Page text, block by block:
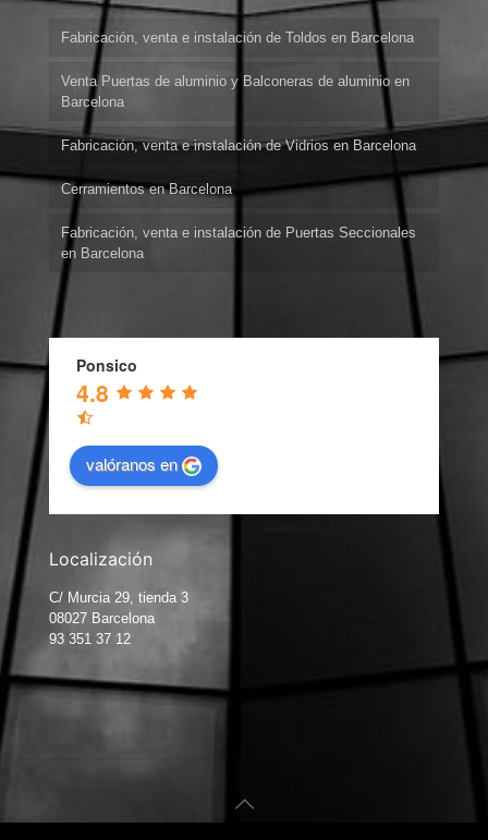
Fabricación, venta e instalación de Toldos en Barcelona
Venta Puertas de aluminio y Balconeras de aluminio en
Barcelona
Fabricación, venta e instalación de Vidrios en Barcelona
Cerramientos en Barcelona
Fabricación, venta e instalación de Puertas Seccionales
en Barcelona
Ponsico
4.8
valóranos en
Localización
C/ Murcia 29, tienda 3
08027 Barcelona
93 351 37 12